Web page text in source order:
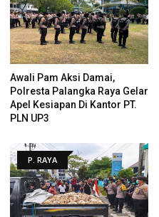
Awali Pam Aksi Damai,
Polresta Palangka Raya Gelar
Apel Kesiapan Di Kantor PT.
PLN UP3
P. RAYA